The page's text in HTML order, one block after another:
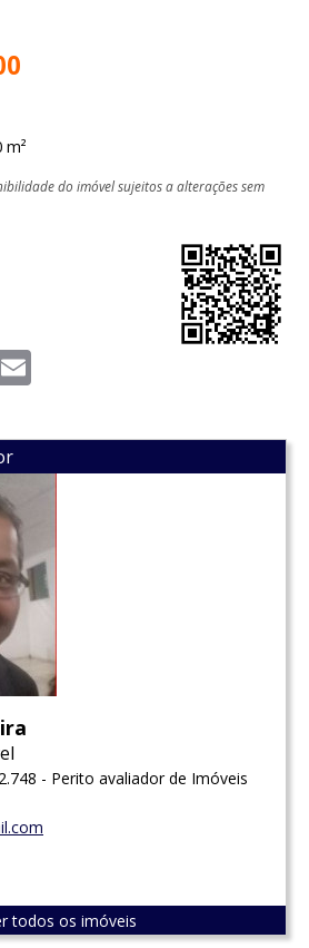
do imóvel sujeitos a alterações sem
- Perito avaliador de Imóveis
todos os imóveis